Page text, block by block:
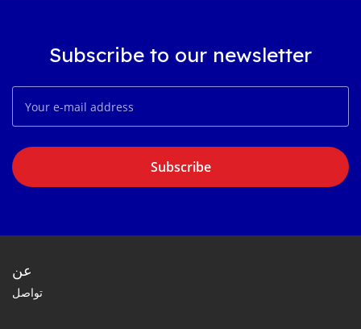
Subscribe to our newsletter
Subscribe
عن
تواصل